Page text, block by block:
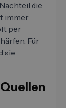
die
immer
per
Für
sie